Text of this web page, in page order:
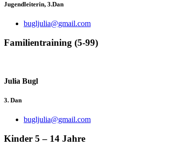
Jugendleiterin, 3.Dan
bugljulia@gmail.com
Familientraining (5-99)
Julia Bugl
3. Dan
bugljulia@gmail.com
Kinder 5 – 14 Jahre